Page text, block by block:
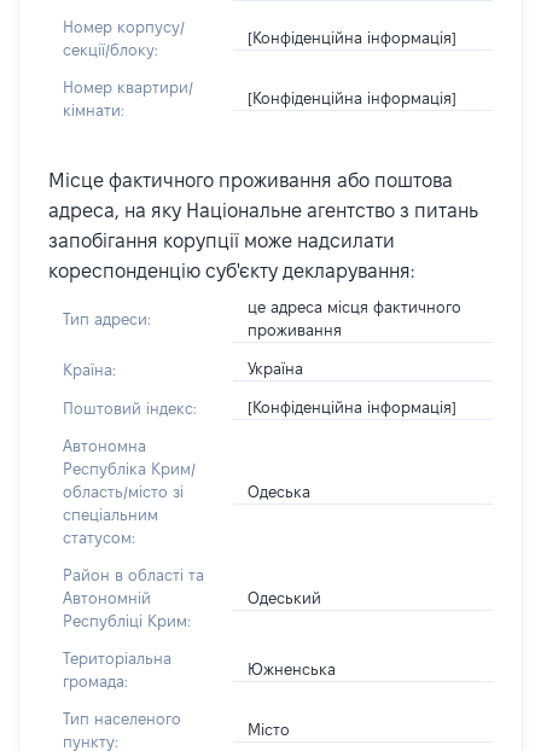
Номер корпусу/
секції/блоку:
[Конфіденційна інформація]
Номер квартири/
кімнати:
[Конфіденційна інформація]
Місце фактичного проживання або поштова
адреса, на яку Національне агентство з питань
запобігання корупції може надсилати
кореспонденцію суб'єкту декларування:
Тип адреси:
це адреса місця фактичного
проживання
Країна: Україна
Поштовий індекс: [Конфіденційна інформація]
Автономна
Республіка Крим/
область/місто зі
спеціальним
статусом:
Одеська
Район в області та
Автономній
Республіці Крим:
Одеський
Територіальна
громада:
Южненська
Тип населеного
пункту:
Місто